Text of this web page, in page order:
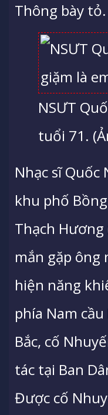
Thông bày tỏ.
NSƯT
tuổi 71.
Nhạc sĩ
khu phố
Thạch Hương
mắn gặp ông
hiện năng
phía Nam
Bắc, cố
tác tại Ban
Được cố